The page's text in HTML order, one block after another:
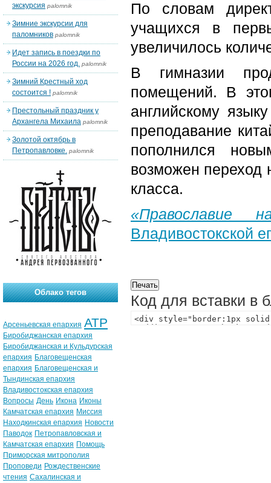
По словам
учащихся в
увеличилось
В гимназии
помещений. В
английскому
преподавание
пополнился
возможен переход
класса.
«Православие
Владивостокской
Код для вставки в
экскурсия palomnik
Зимние экскурсии для
паломников palomnik
Идет запись в поездки по
России на 2026 год. palomnik
Зимний Крестный ход
состоится ! palomnik
Престольный праздник у
Архангела Михаила palomnik
Золотой октябрь в
Петропавловке. palomnik
Облако тегов
Арсеньевская епархия АТР
Биробиджанская епархия
Биробиджанская и Кульдурская
епархия Благовещенская
епархия Благовещенская и
Тындинская епархия
Владивостокская епархия
Вопросы День Икона Иконы
Камчатская епархия Миссия
Находкинская епархия Новости
Паводок Петропавловская и
Камчатская епархия Помощь
Приморская митрополия
Проповеди Рождественские
чтения Сахалинская и